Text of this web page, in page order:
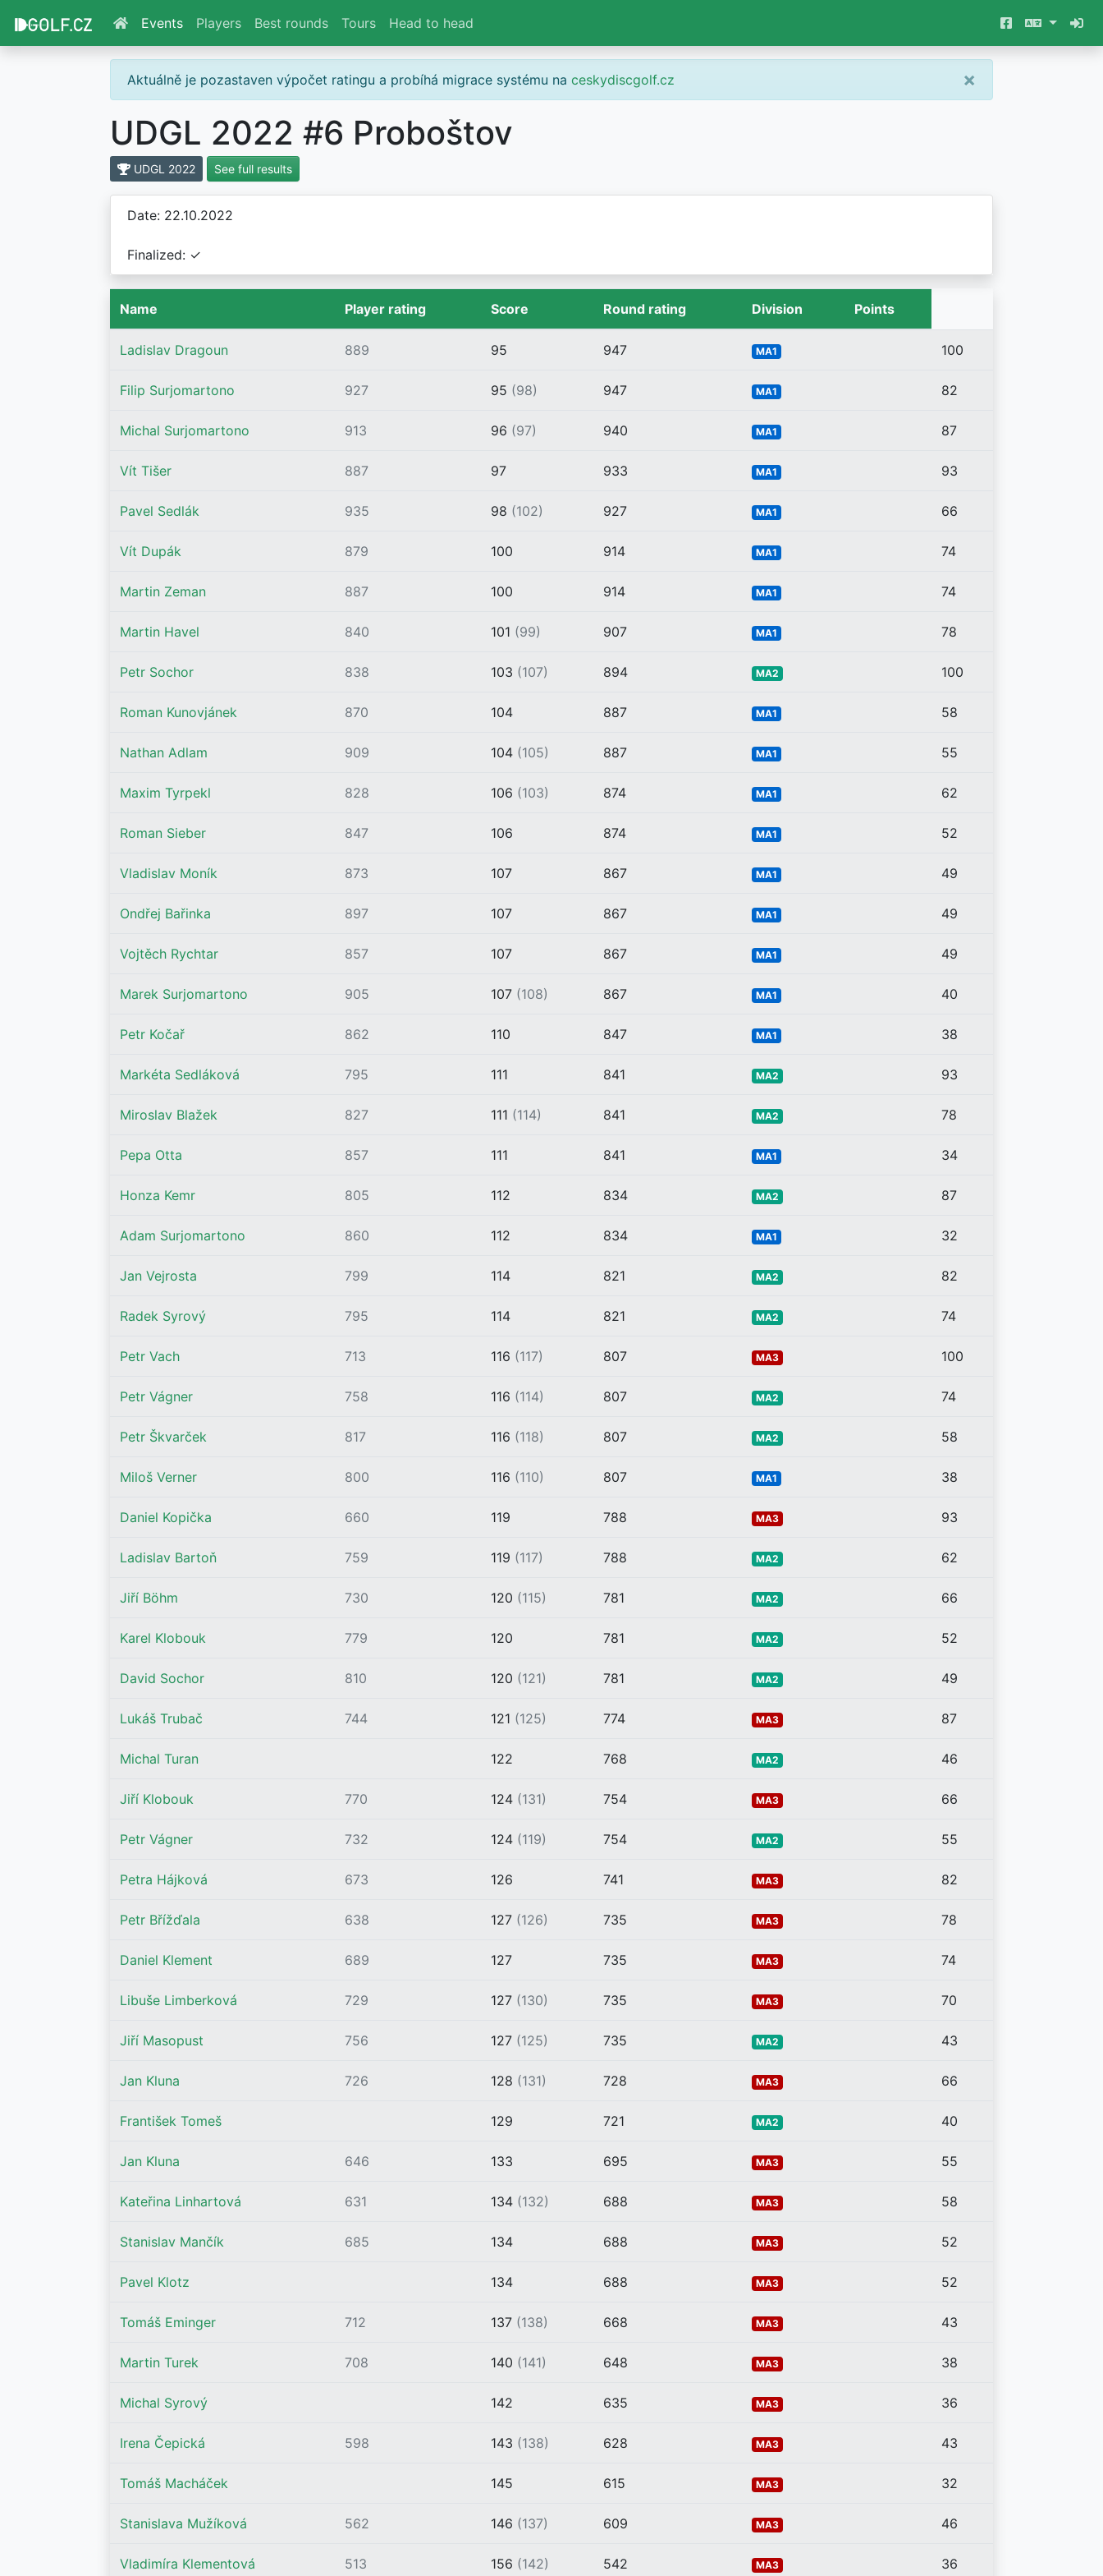
Events Players Best rounds Tours Head to head
Aktuálně je pozastaven výpočet ratingu a probíhá migrace systému na ceskydiscgolf.cz ×
UDGL 2022 #6 Proboštov
UDGL 2022 See full results
Date: 22.10.2022
Finalized: ✓
Name Player rating Score Round rating Division Points
Ladislav Dragoun 889 95 947 MA1 100
Filip Surjomartono 927 95 (98) 947 MA1 82
Michal Surjomartono 913 96 (97) 940 MA1 87
Vít Tišer 887 97 933 MA1 93
Pavel Sedlák 935 98 (102) 927 MA1 66
Vít Dupák 879 100 914 MA1 74
Martin Zeman 887 100 914 MA1 74
Martin Havel 840 101 (99) 907 MA1 78
Petr Sochor 838 103 (107) 894 MA2 100
Roman Kunovjánek 870 104 887 MA1 58
Nathan Adlam 909 104 (105) 887 MA1 55
Maxim Tyrpekl 828 106 (103) 874 MA1 62
Roman Sieber 847 106 874 MA1 52
Vladislav Moník 873 107 867 MA1 49
Ondřej Bařinka 897 107 867 MA1 49
Vojtěch Rychtar 857 107 867 MA1 49
Marek Surjomartono 905 107 (108) 867 MA1 40
Petr Kočař 862 110 847 MA1 38
Markéta Sedláková 795 111 841 MA2 93
Miroslav Blažek 827 111 (114) 841 MA2 78
Pepa Otta 857 111 841 MA1 34
Honza Kemr 805 112 834 MA2 87
Adam Surjomartono 860 112 834 MA1 32
Jan Vejrosta 799 114 821 MA2 82
Radek Syrový 795 114 821 MA2 74
Petr Vach 713 116 (117) 807 MA3 100
Petr Vágner 758 116 (114) 807 MA2 74
Petr Škvarček 817 116 (118) 807 MA2 58
Miloš Verner 800 116 (110) 807 MA1 38
Daniel Kopička 660 119 788 MA3 93
Ladislav Bartoň 759 119 (117) 788 MA2 62
Jiří Böhm 730 120 (115) 781 MA2 66
Karel Klobouk 779 120 781 MA2 52
David Sochor 810 120 (121) 781 MA2 49
Lukáš Trubač 744 121 (125) 774 MA3 87
Michal Turan 122 768 MA2 46
Jiří Klobouk 770 124 (131) 754 MA3 66
Petr Vágner 732 124 (119) 754 MA2 55
Petra Hájková 673 126 741 MA3 82
Petr Břížďala 638 127 (126) 735 MA3 78
Daniel Klement 689 127 735 MA3 74
Libuše Limberková 729 127 (130) 735 MA3 70
Jiří Masopust 756 127 (125) 735 MA2 43
Jan Kluna 726 128 (131) 728 MA3 66
František Tomeš 129 721 MA2 40
Jan Kluna 646 133 695 MA3 55
Kateřina Linhartová 631 134 (132) 688 MA3 58
Stanislav Mančík 685 134 688 MA3 52
Pavel Klotz 134 688 MA3 52
Tomáš Eminger 712 137 (138) 668 MA3 43
Martin Turek 708 140 (141) 648 MA3 38
Michal Syrový 142 635 MA3 36
Irena Čepická 598 143 (138) 628 MA3 43
Tomáš Macháček 145 615 MA3 32
Stanislava Mužíková 562 146 (137) 609 MA3 46
Vladimíra Klementová 513 156 (142) 542 MA3 36